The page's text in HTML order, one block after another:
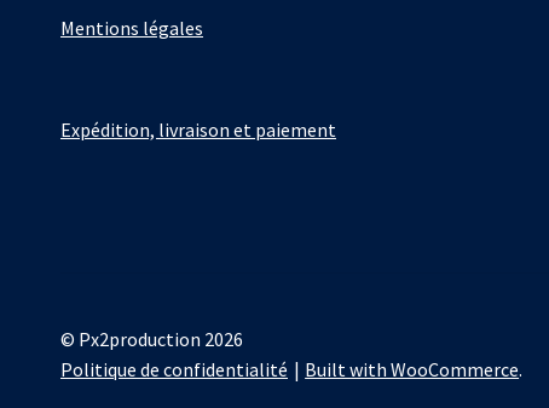
Mentions légales
Expédition, livraison et paiement
© Px2production 2026
Politique de confidentialité
Built with WooCommerce.